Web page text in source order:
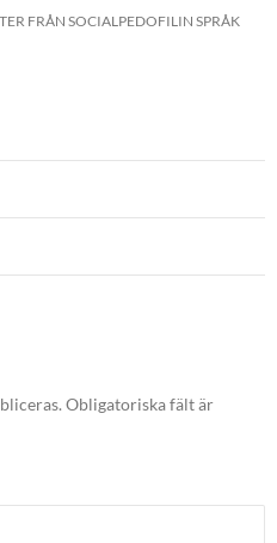
FRÅN SOCIALPEDOFILIN SPRÅK
Obligatoriska fält är